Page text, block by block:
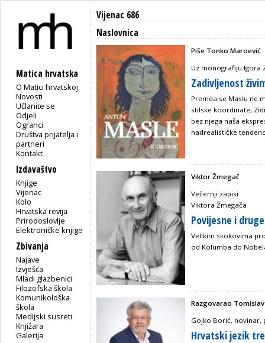
Matica hrvatska
O Matici hrvatskoj
Novosti
Učlanite se
Odjeli
Ogranci
Društva prijatelja i
partneri
Kontakt
Izdavaštvo
Knjige
Vijenac
Kolo
Hrvatska revija
Prirodoslovlje
Elektroničke knjige
Zbivanja
Najave
Izvješća
Mladi glazbenici
Filozofska škola
Komunikološka
škola
Medijski susreti
Knjižara
Galerija
Vijenac 686
Naslovnica
Piše Tonko Maroević
Uz monografiju Igora
Zadivljenost
Premda se Maslu ne
stilske koordinate,
bez njega naša
nadrealističke
Viktor Žmegač
Večernji zapisi
Viktora Žmegača
Povijesne i
Velikim skokovima
od Kolumba do
Razgovarao
Gojko Borić, novinar,
Hrvatski jezik